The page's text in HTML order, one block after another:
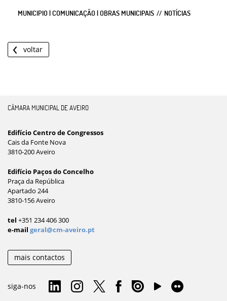
MUNICIPIO | COMUNICAÇÃO | OBRAS MUNICIPAIS NOTÍCIAS
voltar
CÂMARA MUNICIPAL DE AVEIRO
Edifício Centro de Congressos
Cais da Fonte Nova
3810-200 Aveiro
Edifício Paços do Concelho
Praça da República
Apartado 244
3810-156 Aveiro
tel +351 234 406 300
e-mail geral@cm-aveiro.pt
mais contactos
siga-nos